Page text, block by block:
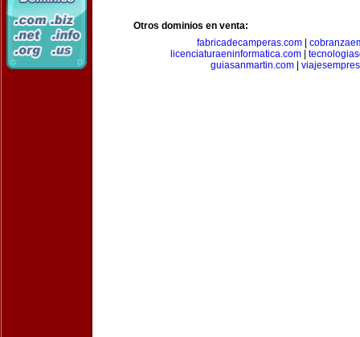
Otros dominios en venta:
fabricadecamperas.com
licenciaturaeninformatica.com|
guiasanmartin.com|